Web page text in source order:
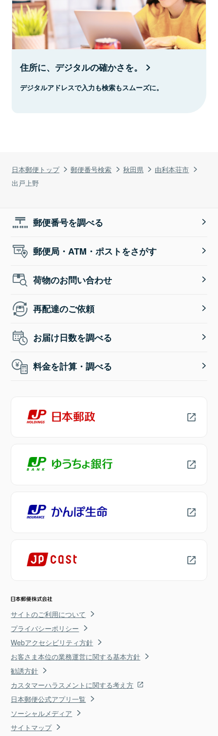
日本郵便トップ 郵便番号検索 秋田県
由利本荘市
出戸上野
住所に、デジタルの確かさを。
デジタルアドレスで入力も検索もスムーズに。
郵便番号を調べる
郵便局・ATM・ポストをさがす
荷物のお問い合わせ
再配達のご依頼
お届け日数を調べる
料金を計算・調べる
サイトのご利用について
プライバシーポリシー
Webアクセシビリティ方針
お客さま本位の業務運営に関する基本方針
勧誘方針
カスタマーハラスメントに関する考え方
日本郵便公式アプリ一覧
ソーシャルメディア
サイトマップ